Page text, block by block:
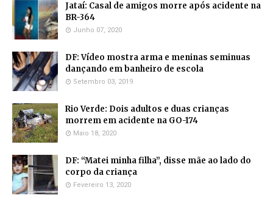
Jataí: Casal de amigos morre após acidente na
BR-364
Junho 07, 2020
DF: Vídeo mostra arma e meninas seminuas
dançando em banheiro de escola
Setembro 03, 2019
Rio Verde: Dois adultos e duas crianças
morrem em acidente na GO-174
Maio 18, 2020
DF: “Matei minha filha”, disse mãe ao lado do
corpo da criança
Fevereiro 13, 2020